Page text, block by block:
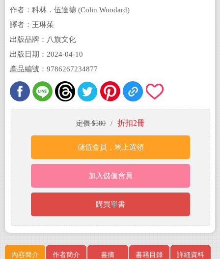
作者：科林．伍達德 (Colin Woodard)
譯者：王琳茱
出版品牌：八旗文化
出版日期：2024-04-10
產品編號：9786267234877
定價 $580 / 折扣2冊
儲值會員，馬上選領
加入儲值會員
購買單書
內容簡介 作者簡介 書摘 書籍目錄 詳細資料